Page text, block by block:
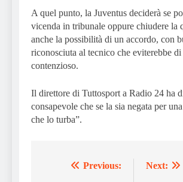
A quel punto, la Juventus deciderà se
vicenda in tribunale oppure chiudere la
anche la possibilità di un accordo, con
riconosciuta al tecnico che eviterebbe
contenzioso.
Il direttore di Tuttosport a Radio 24 ha
consapevole che se la sia negata per
che lo turba”.
Previous: Next: